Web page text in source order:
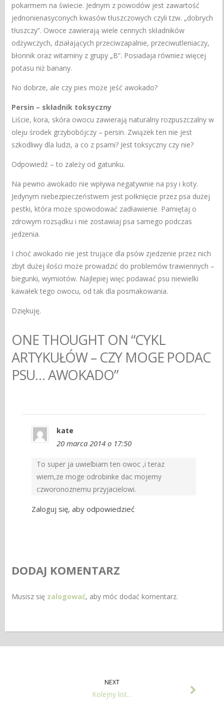
pokarmem na świecie. Jednym z powodów jest zawartość
jednonienasyconych kwasów tłuszczowych czyli tzw. „dobrych
tłuszczy”. Owoce zawierają wiele cennych składników
odżywczych, działających przeciwzapalnie, przeciwutleniaczy,
błonnik oraz witaminy z grupy „B”. Posiadaja równiez więcej
potasu niż banany.
No dobrze, ale czy pies może jeść awokado?
Persin – składnik toksyczny
Liście, kora, skóra owocu zawierają naturalny rozpuszczalny w
oleju środek grzybobójczy – persin. Związek ten nie jest
szkodliwy dla ludzi, a co z psami? Jest toksyczny czy nie?
Odpowiedź – to zależy od gatunku.
Na pewno awokado nie wpływa negatywnie na psy i koty.
Jedynym niebezpieczeństwem jest połknięcie przez psa dużej
pestki, która może spowodować zadławienie. Pamiętaj o
zdrowym rozsądku i nie zostawiaj psa samego podczas
jedzenia.
I choć awokado nie jest trujące dla psów zjedzenie przez nich
zbyt dużej ilości może prowadzić do problemów trawiennych –
biegunki, wymiotów. Najlepiej więc podawać psu niewielki
kawałek tego owocu, od tak dla posmakowania.
Dziękuję.
ONE THOUGHT ON “CYKL
ARTYKUŁÓW – CZY MOGE PODAC
PSU… AWOKADO”
kate
20 marca 2014 o 17:50
To super ja uwielbiam ten owoc ,i teraz
wiem,ze moge odrobinke dac mojemy
czworonoznemu przyjacielowi.
Zaloguj się, aby odpowiedzieć
DODAJ KOMENTARZ
Musisz się zalogować, aby móc dodać komentarz.
NEXT
Kolejny list…